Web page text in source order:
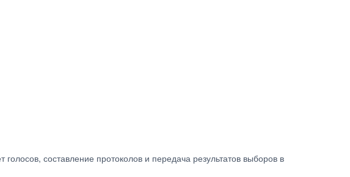
составление протоколов и передача результатов выборов в